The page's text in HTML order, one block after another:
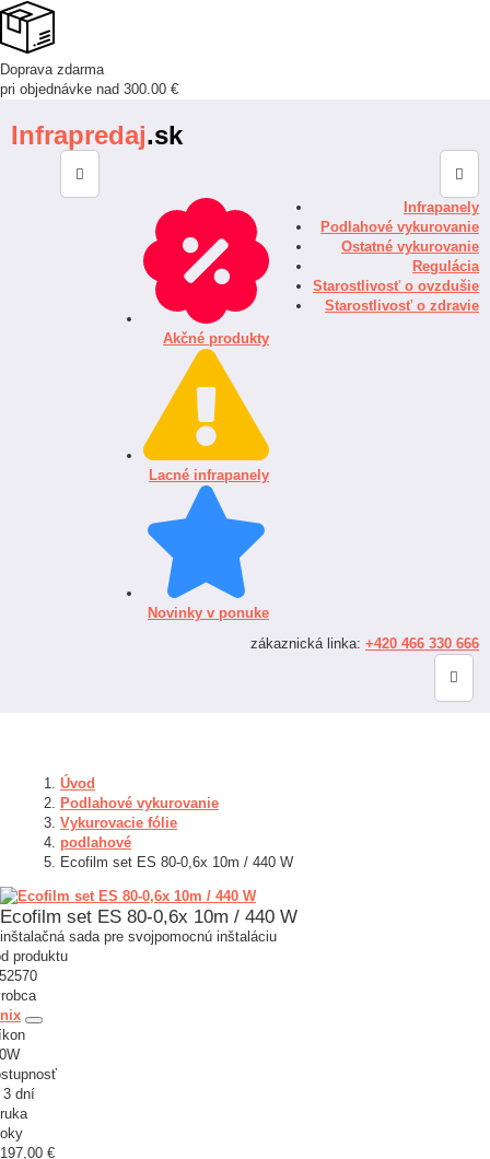
Doprava zdarma
pri objednávke nad 300.00 €
Infrapredaj.sk
Infrapanely
Podlahové vykurovanie
Ostatné vykurovanie
Regulácia
Starostlivosť o ovzdušie
Starostlivosť o zdravie
Akčné produkty
Lacné infrapanely
Novinky v ponuke
zákaznická linka: +420 466 330 666
Úvod
Podlahové vykurovanie
Vykurovacie fólie
podlahové
Ecofilm set ES 80-0,6x 10m / 440 W
Ecofilm set ES 80-0,6x 10m / 440 W
inštalačná sada pre svojpomocnú inštaláciu
produktu
3 dní
197,00 €